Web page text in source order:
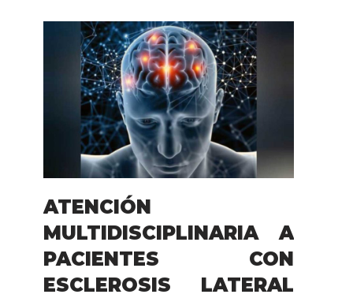
ATENCIÓN
MULTIDISCIPLINARIA A
PACIENTES CON
ESCLEROSIS LATERAL